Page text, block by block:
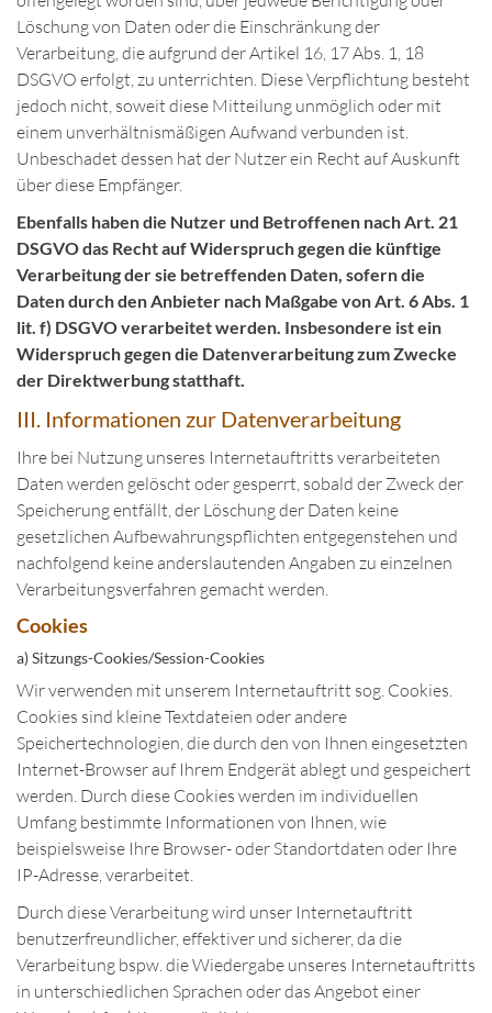
Löschung von Daten oder die Einschränkung der
Verarbeitung, die aufgrund der Artikel 16, 17 Abs. 1, 18
DSGVO erfolgt, zu unterrichten. Diese Verpflichtung besteht
jedoch nicht, soweit diese Mitteilung unmöglich oder mit
einem unverhältnismäßigen Aufwand verbunden ist.
Unbeschadet dessen hat der Nutzer ein Recht auf Auskunft
über diese Empfänger.
Ebenfalls haben die Nutzer und Betroffenen nach Art. 21
DSGVO das Recht auf Widerspruch gegen die künftige
Verarbeitung der sie betreffenden Daten, sofern die
Daten durch den Anbieter nach Maßgabe von Art. 6 Abs. 1
lit. f) DSGVO verarbeitet werden. Insbesondere ist ein
Widerspruch gegen die Datenverarbeitung zum Zwecke
der Direktwerbung statthaft.
III. Informationen zur Datenverarbeitung
Ihre bei Nutzung unseres Internetauftritts verarbeiteten
Daten werden gelöscht oder gesperrt, sobald der Zweck der
Speicherung entfällt, der Löschung der Daten keine
gesetzlichen Aufbewahrungspflichten entgegenstehen und
nachfolgend keine anderslautenden Angaben zu einzelnen
Verarbeitungsverfahren gemacht werden.
Cookies
a) Sitzungs-Cookies/Session-Cookies
Wir verwenden mit unserem Internetauftritt sog. Cookies.
Cookies sind kleine Textdateien oder andere
Speichertechnologien, die durch den von Ihnen eingesetzten
Internet-Browser auf Ihrem Endgerät ablegt und gespeichert
werden. Durch diese Cookies werden im individuellen
Umfang bestimmte Informationen von Ihnen, wie
beispielsweise Ihre Browser- oder Standortdaten oder Ihre
IP-Adresse, verarbeitet.
Durch diese Verarbeitung wird unser Internetauftritt
benutzerfreundlicher, effektiver und sicherer, da die
Verarbeitung bspw. die Wiedergabe unseres Internetauftritts
in unterschiedlichen Sprachen oder das Angebot einer